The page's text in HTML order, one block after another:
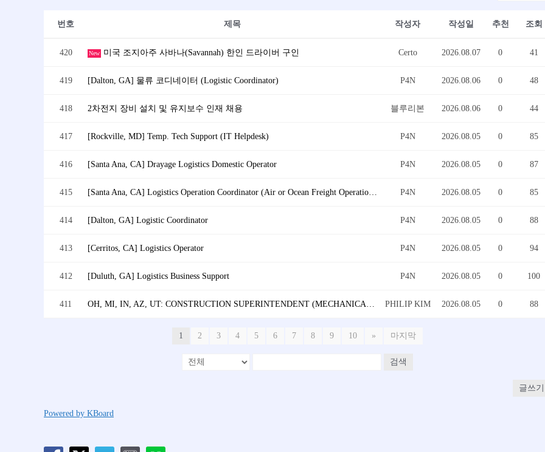
번호 제목 작성자 작성일 추천 조회
420 New 미국 조지아주 사바나(Savannah) 한인 드라이버 구인 Certo 2026.08.07 0 41
419 [Dalton, GA] 물류 코디네이터 (Logistic Coordinator) P4N 2026.08.06 0 48
418 2차전지 장비 설치 및 유지보수 인재 채용 블루리본 2026.08.06 0 44
417 [Rockville, MD] Temp. Tech Support (IT Helpdesk) P4N 2026.08.05 0 85
416 [Santa Ana, CA] Drayage Logistics Domestic Operator P4N 2026.08.05 0 87
415 [Santa Ana, CA] Logistics Operation Coordinator (Air or Ocean Freight Operations) P4N 2026.08.05 0 85
414 [Dalton, GA] Logistic Coordinator P4N 2026.08.05 0 88
413 [Cerritos, CA] Logistics Operator P4N 2026.08.05 0 94
412 [Duluth, GA] Logistics Business Support P4N 2026.08.05 0 100
411 OH, MI, IN, AZ, UT: CONSTRUCTION SUPERINTENDENT (MECHANICAL, ELECTRICAL) PHILIP KIM 2026.08.05 0 88
1 2 3 4 5 6 7 8 9 10 » 마지막
검색
글쓰기
Powered by KBoard